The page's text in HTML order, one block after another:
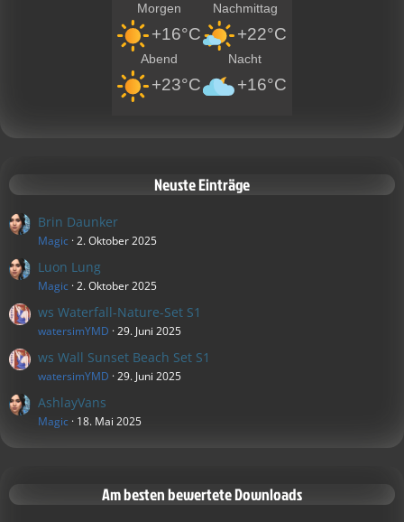
Morgen
+16°C
Nachmittag
+22°C
Abend
+23°C
Nacht
+16°C
Neuste Einträge
Brin Daunker
Magic 2. Oktober 2025
Luon Lung
Magic 2. Oktober 2025
ws Waterfall-Nature-Set S1
watersimYMD 29. Juni 2025
ws Wall Sunset Beach Set S1
watersimYMD 29. Juni 2025
AshlayVans
Magic 18. Mai 2025
Am besten bewertete Downloads